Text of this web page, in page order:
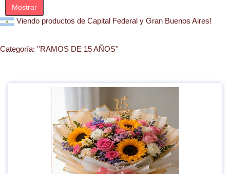
Mostrar
Viendo productos de Capital Federal y Gran Buenos Aires!
Categoría: ''RAMOS DE 15 AÑOS''